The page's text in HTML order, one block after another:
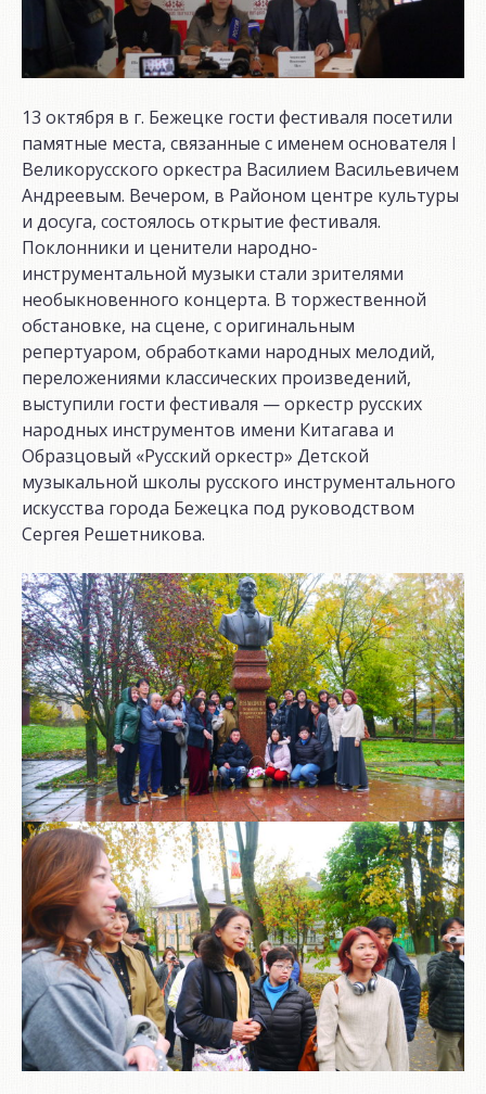
13 октября в г. Бежецке гости фестиваля посетили
памятные места, связанные с именем основателя I
Великорусского оркестра Василием Васильевичем
Андреевым. Вечером, в Районом центре культуры
и досуга, состоялось открытие фестиваля.
Поклонники и ценители народно-
инструментальной музыки стали зрителями
необыкновенного концерта. В торжественной
обстановке, на сцене, с оригинальным
репертуаром, обработками народных мелодий,
переложениями классических произведений,
выступили гости фестиваля — оркестр русских
народных инструментов имени Китагава и
Образцовый «Русский оркестр» Детской
музыкальной школы русского инструментального
искусства города Бежецка под руководством
Сергея Решетникова.